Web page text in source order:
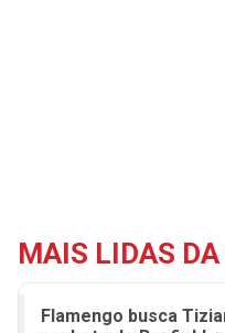
MAIS LIDAS
Flamengo busca